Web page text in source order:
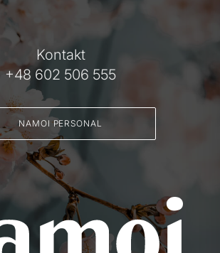
Kontakt
+48 602 506 555
NAMOI PERSONAL